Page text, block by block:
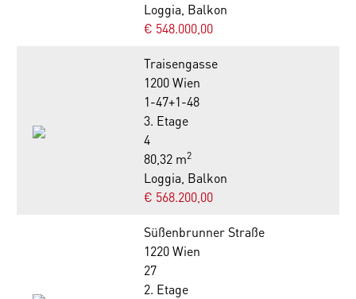
Loggia, Balkon
€ 548.000,00
Traisengasse
1200 Wien
1-47+1-48
3. Etage
4
80,32 m2
Loggia, Balkon
€ 568.200,00
Süßenbrunner Straße
1220 Wien
27
2. Etage